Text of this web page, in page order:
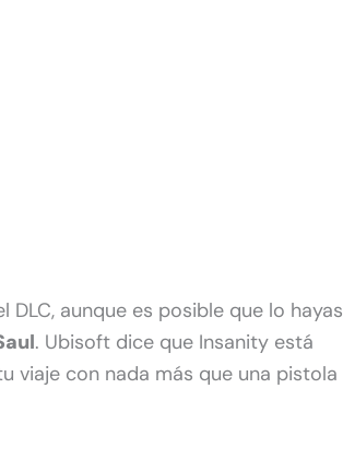
aunque es posible que lo hayas
. Ubisoft dice que Insanity está
viaje con nada más que una pistola